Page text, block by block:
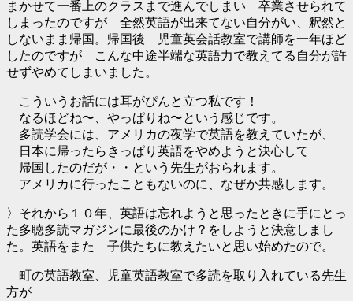
まかせて一番上のクラスまで進んでしまい 卒業させられて
しまったのですが 全然英語が出来てない自分がい、釈然と
しないまま帰国。帰国後 児童英会話教室で講師を一年ほど
したのですが こんな中途半端な英語力で教えてる自分が許
せずやめてしまいました。
こういうお話には耳がぴんと立つ私です！
なるほどね〜、やっぱりね〜という感じです。
多読学会には、アメリカの夜学で英語を教えていたが、
日本に帰ったらきっぱり英語をやめようと決心して
帰国したのだが・・という先生がおられます。
アメリカに行ったこともないのに、なぜか共感します。
〉それから１０年、英語は忘れようと思ったときに手にとっ
た多聴多読マガジンに最後のかけ？をしようと決意しまし
た。英語をまた 子供たちに教えたいと思い始めたので。
町の英語教室、児童英語教室で多読を取り入れている先生
方が